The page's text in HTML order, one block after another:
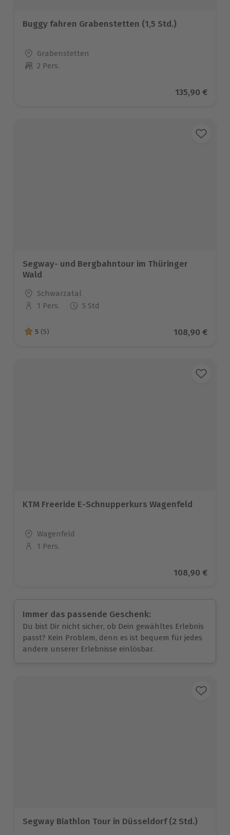
Buggy fahren Grabenstetten (1,5 Std.)
Standort
Grabenstetten
Anzahl der Teilnehmer
2 Pers.
Aktueller
135,90 €
Segway- und Bergbahntour im Thüringer
Wald
Standort
Schwarzatal
Anzahl der Teilnehmer
1 Pers. 5 Std
5 von 5 Sternen basierend auf 5 Bewertungen
5 (5) Aktueller
108,90 €
KTM Freeride E-Schnupperkurs Wagenfeld
Standort
Wagenfeld
Anzahl der Teilnehmer
1 Pers.
Aktueller
108,90 €
Immer das passende Geschenk:
Du bist Dir nicht sicher, ob Dein gewähltes Erlebnis
passt? Kein Problem, denn es ist bequem für jedes
andere unserer Erlebnisse einlösbar.
Segway Biathlon Tour in Düsseldorf (2 Std.)